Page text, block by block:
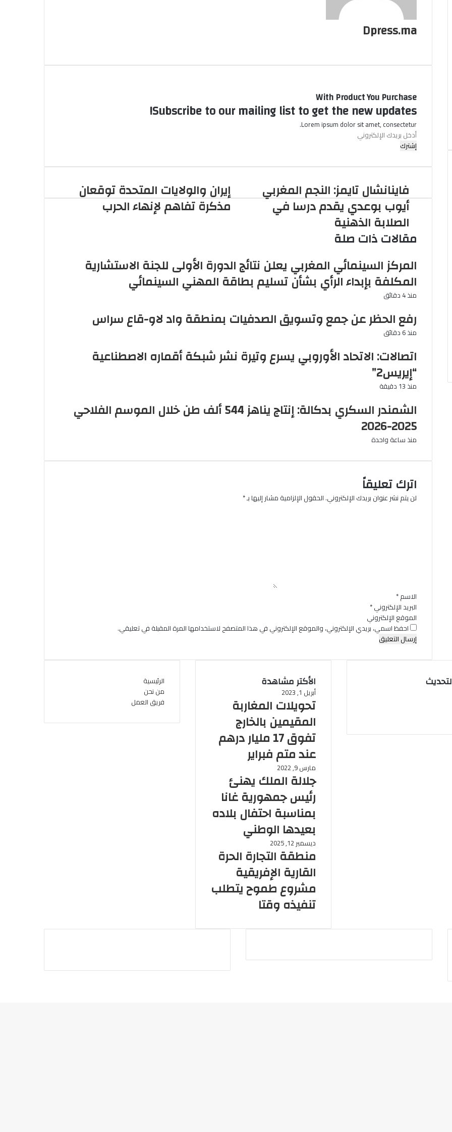
Dpress.ma
With Product You Purchase
Subscribe to our mailing list to get the new updates!
Lorem ipsum dolor sit amet, consectetur.
أدخل
بريدك
إيران والولايات المتحدة توقعان
مذكرة تفاهم لإنهاء الحرب
فاينانشال تايمز: النجم المغربي
أيوب بوعدي يقدم درسا في
الصلابة الذهنية
مقالات ذات صلة
المركز السينمائي المغربي يعلن نتائج الدورة الأولى للجنة الاستشارية
المكلفة بإبداء الرأي بشأن تسليم بطاقة المهني السينمائي
منذ 4 دقائق
رفع الحظر عن جمع وتسويق الصدفيات بمنطقة واد لاو-قاع سراس
منذ 6 دقائق
اتصالات: الاتحاد الأوروبي يسرع وتيرة نشر شبكة أقماره الاصطناعية
“إيريس2”
منذ 13 دقيقة
الشمندر السكري بدكالة: إنتاج يناهز 544 ألف طن خلال الموسم الفلاحي
2025-2026
منذ ساعة واحدة
اترك تعليقاً
لن يتم نشر عنوان بريدك الإلكتروني.الحقول الإلزامية مشار إليها بـ*
الاسم*
البريد الإلكتروني*
الموقع الإلكتروني
احفظ اسمي، بريدي الإلكتروني، والموقع الإلكتروني في هذا المتصفح لاستخدامها المرة المقبلة في تعليقي.
الرئيسية
من نحن
فريق العمل
الأكتر مشاهدة
أبريل 1, 2023
تحويلات المغاربة
المقيمين بالخارج
تفوق 17 مليار درهم
عند متم فبراير
مارس 9, 2022
جلالة الملك يهنئ
رئيس جمهورية غانا
بمناسبة احتفال بلاده
بعيدها الوطني
ديسمبر 12, 2025
منطقة التجارة الحرة
القارية الإفريقية
مشروع طموح يتطلب
تنفيذه وقتا